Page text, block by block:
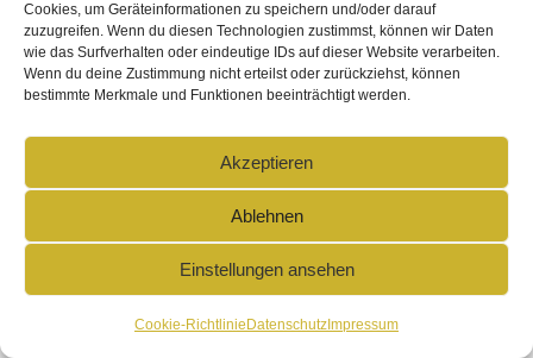
Cookies, um Geräteinformationen zu speichern und/oder darauf
zuzugreifen. Wenn du diesen Technologien zustimmst, können wir Daten
wie das Surfverhalten oder eindeutige IDs auf dieser Website verarbeiten.
Wenn du deine Zustimmung nicht erteilst oder zurückziehst, können
bestimmte Merkmale und Funktionen beeinträchtigt werden.
Akzeptieren
Ablehnen
Einstellungen ansehen
Cookie-Richtlinie Datenschutz Impressum
…für DAS GROSSE GANZE SEHEN /
WEITBLICK HABEN / ÜBERGEORDNETE
DENKWEISE https://youtu.be/7MjNvSq8CoM
Copyright © 2024 holario
Datenschutz
Cookie-Richtlinie (EU) Impressum